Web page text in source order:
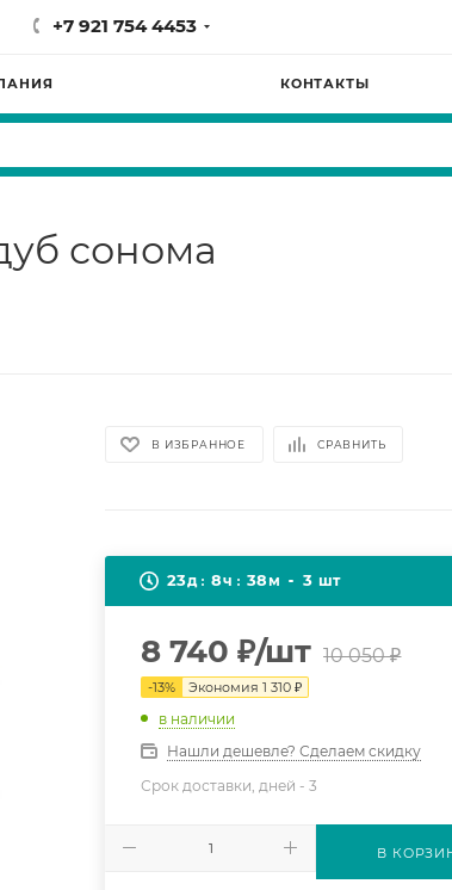
+7 921 754 4453
КОНТАКТЫ
сонома
В ИЗБРАННОЕ СРАВНИТЬ
23д 8ч 38м 3 шт
8 740 ₽/шт 10 050₽
-13% Экономия1 310 ₽
в наличии
Нашли дешевле? Сделаем скидку
Срок доставки, дней -3
В